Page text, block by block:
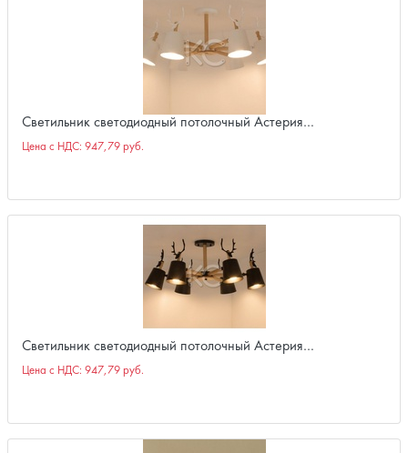
Светильник светодиодный потолочный Астерия…
Цена с НДС: 947,79 руб.
Светильник светодиодный потолочный Астерия…
Цена с НДС: 947,79 руб.